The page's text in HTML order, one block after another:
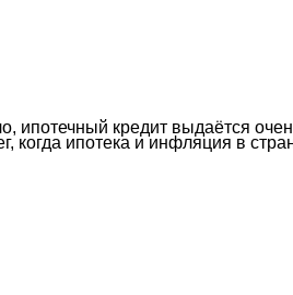
ипотечный кредит выдаётся
ипотека и инфляция в